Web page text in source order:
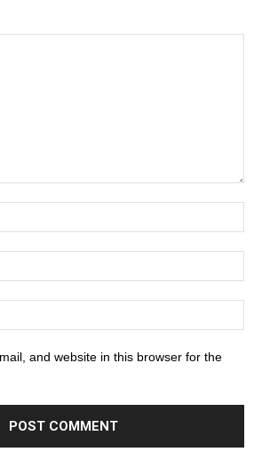
and website in this browser for the